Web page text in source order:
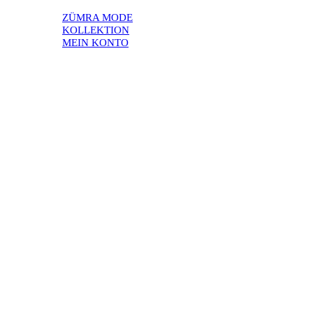
ZÜMRA MODE
KOLLEKTION
MEIN KONTO